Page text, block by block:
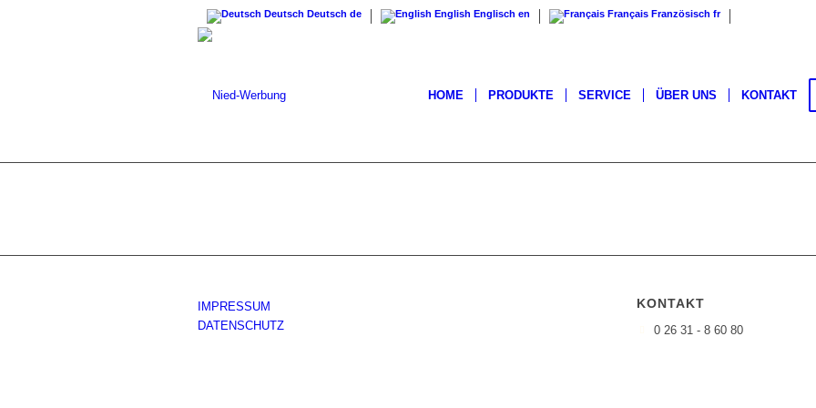
Deutsch Deutsch de English Englisch en Français Französisch fr
HOME PRODUKTE SERVICE ÜBER UNS KONTAKT
IMPRESSUM
DATENSCHUTZ
KONTAKT
0 26 31 - 8 60 80